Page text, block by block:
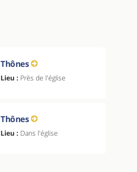
Thônes
Lieu : Près de l'église
Thônes
Lieu : Dans l'église